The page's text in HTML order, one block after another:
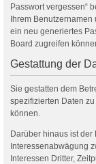
Passwort vergessen“
Ihrem
ein neu generiertes
Board zugreifen
Gestattung der
Sie gestatten dem
spezifizierten Daten
können.
Darüber hinaus ist der
Interessenabwägung
Interessen Dritter,